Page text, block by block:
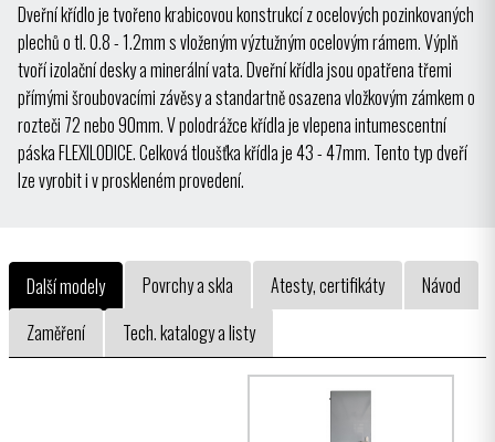
Dveřní křídlo je tvořeno krabicovou konstrukcí z ocelových pozinkovaných
plechů o tl. 0.8 - 1.2mm s vloženým výztužným ocelovým rámem. Výplň
tvoří izolační desky a minerální vata. Dveřní křídla jsou opatřena třemi
přímými šroubovacími závěsy a standartně osazena vložkovým zámkem o
rozteči 72 nebo 90mm. V polodrážce křídla je vlepena intumescentní
páska FLEXILODICE. Celková tloušťka křídla je 43 - 47mm. Tento typ dveří
lze vyrobit i v proskleném provedení.
Další modely Povrchy a skla Atesty, certifikáty
Návod
Zaměření
Tech. katalogy a listy